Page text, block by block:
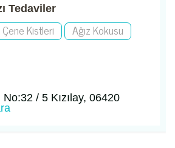
Tedaviler
Çene Kistleri
Ağız Kokusu
/ 5 Kızılay, 06420